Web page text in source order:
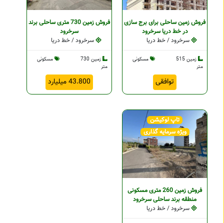
فروش زمین ساحلی برای برج سازی
در خط دریا سرخرود
سرخرود / خط دریا
زمین 515
متر
مسکونی
توافقی
فروش زمین 730 متری ساحلی برند
سرخرود
سرخرود / خط دریا
زمین 730
متر
مسکونی
43.800 میلیارد
تاپ لوکیشن
ویژه سرمایه گذاری
فروش زمین 260 متری مسکونی
منطقه برند ساحلی سرخرود
سرخرود / خط دریا